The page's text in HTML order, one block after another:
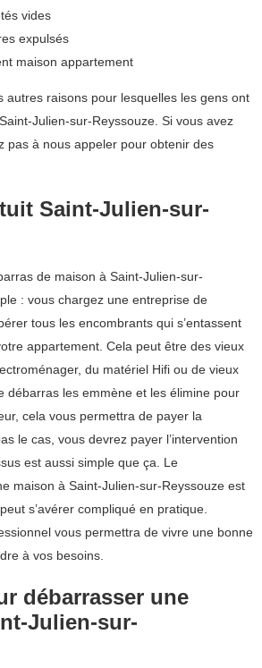
vides
expulsés
maison appartement
autres raisons pour lesquelles les gens ont
Julien-sur-Reyssouze. Si vous avez
pas à nous appeler pour obtenir des
Saint-Julien-sur-
de maison à Saint-Julien-sur-
: vous chargez une entreprise de
tous les encombrants qui s’entassent
appartement. Cela peut être des vieux
du matériel Hifi ou de vieux
débarras les emmène et les élimine pour
cela vous permettra de payer la
le cas, vous devrez payer l’intervention
est aussi simple que ça. Le
maison à Saint-Julien-sur-Reyssouze est
s’avérer compliqué en pratique.
vous permettra de vivre une bonne
à vos besoins.
débarrasser une
Julien-sur-